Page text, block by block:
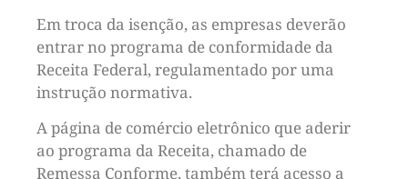
Em troca da isenção, as empresas deverão
entrar no programa de conformidade da
Receita Federal, regulamentado por uma
instrução normativa.
A página de comércio eletrônico que aderir
ao programa da Receita, chamado de
Remessa Conforme, também terá acesso a